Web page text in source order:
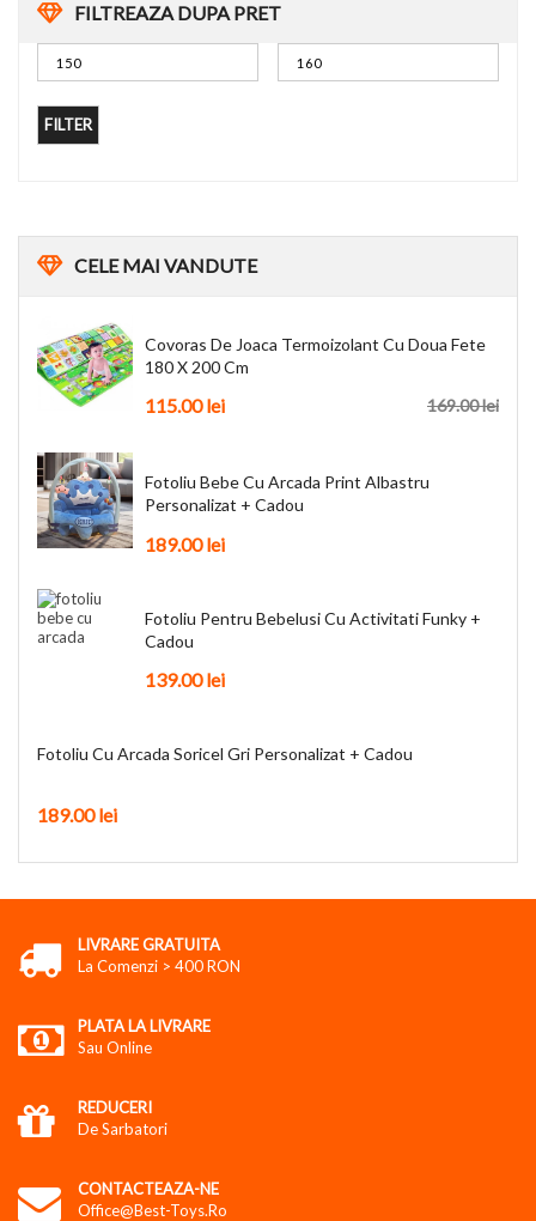
FILTREAZA DUPA PRET
FILTER
CELEMAI VANDUTE
Covoras De Joaca Termoizolant Cu Doua Fete
180 X 200 Cm
169.00lei
115.00lei
Fotoliu Bebe Cu Arcada Print Albastru
Personalizat + Cadou
189.00lei
Fotoliu Pentru Bebelusi Cu Activitati Funky +
Cadou
139.00lei
Fotoliu Cu Arcada Soricel Gri Personalizat + Cadou
189.00lei
LIVRARE GRATUITA
La Comenzi > 400 RON
PLATA LA LIVRARE
Sau Online
REDUCERI
De Sarbatori
CONTACTEAZA-NE
Office@best-Toys.ro